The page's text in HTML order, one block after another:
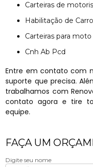
Carteiras de
Habilitação de
Carteiras para
Cnh Ab Pcd
Entre em contato com
suporte que precisa.
trabalhamos com
contato agora e tire
equipe.
FAÇA UM
Digite seu nome